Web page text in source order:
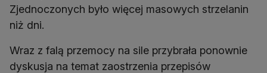
Zjednoczonych było więcej masowych strzelanin
niż dni.
Wraz z falą przemocy na sile przybrała ponownie
dyskusja na temat zaostrzenia przepisów